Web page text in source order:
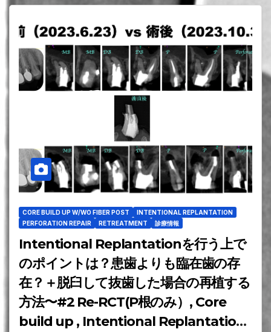
CORE BUILD UP W/WO FIBER POST
INTENTIONAL REPLANTATION
PERFORATION REPAIR
RETREATMENT 診療情報
Intentional Replantationを行う上で
のポイントは？患歯よりも臨在歯の存
在？＋脱臼して抜歯した場合の再植する
方法〜#2 Re-RCT(P根のみ）, Core
build up , Intentional Replantation,